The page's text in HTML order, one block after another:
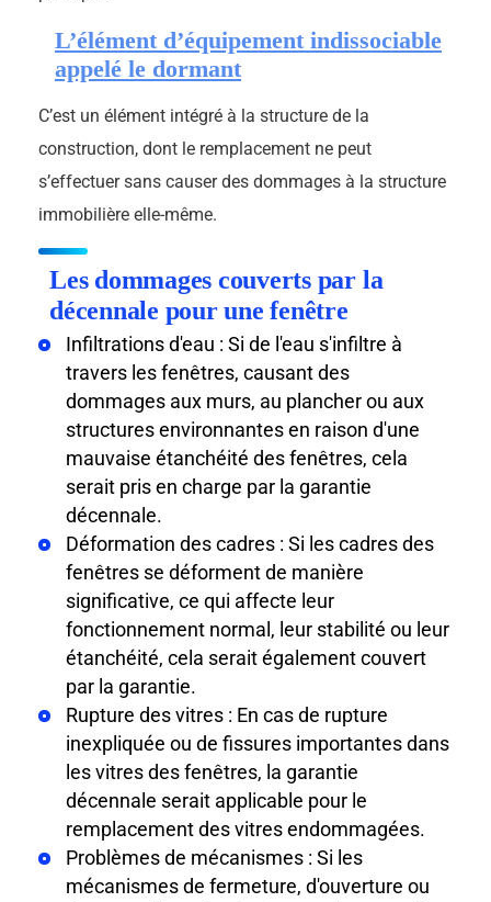
L’élément d’équipement indissociable
appelé le dormant
C’est un élément intégré à la structure de la
construction, dont le remplacement ne peut
s’effectuer sans causer des dommages à la structure
immobilière elle-même.
Les dommages couverts par la
décennale pour une fenêtre
Infiltrations d'eau : Si de l'eau s'infiltre à
travers les fenêtres, causant des
dommages aux murs, au plancher ou aux
structures environnantes en raison d'une
mauvaise étanchéité des fenêtres, cela
serait pris en charge par la garantie
décennale.
Déformation des cadres : Si les cadres des
fenêtres se déforment de manière
significative, ce qui affecte leur
fonctionnement normal, leur stabilité ou leur
étanchéité, cela serait également couvert
par la garantie.
Rupture des vitres : En cas de rupture
inexpliquée ou de fissures importantes dans
les vitres des fenêtres, la garantie
décennale serait applicable pour le
remplacement des vitres endommagées.
Problèmes de mécanismes : Si les
mécanismes de fermeture, d'ouverture ou